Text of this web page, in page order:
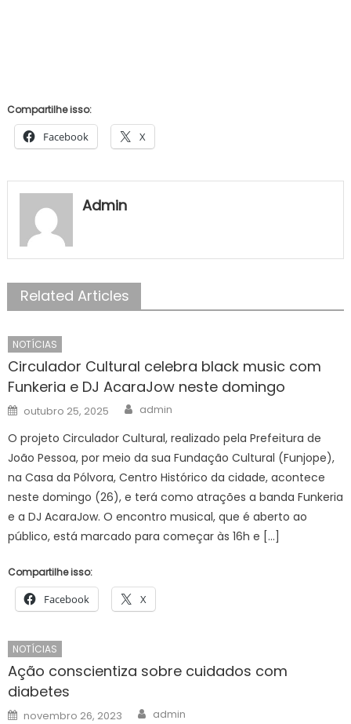
Compartilhe isso:
Facebook X
Admin
Related Articles
NOTÍCIAS
Circulador Cultural celebra black music com
Funkeria e DJ AcaraJow neste domingo
Posted
on
outubro 25, 2025 Author
admin
O projeto Circulador Cultural, realizado pela Prefeitura de
João Pessoa, por meio da sua Fundação Cultural (Funjope),
na Casa da Pólvora, Centro Histórico da cidade, acontece
neste domingo (26), e terá como atrações a banda Funkeria
e a DJ AcaraJow. O encontro musical, que é aberto ao
público, está marcado para começar às 16h e […]
Compartilhe isso:
Facebook X
NOTÍCIAS
Ação conscientiza sobre cuidados com
diabetes
Posted
novembro 26, 2023 Author
admin